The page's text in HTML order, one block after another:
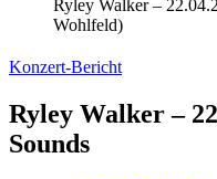
Ryley Walker –
Wohlfeld)
Konzert-Bericht
Ryley Walker –
Sounds